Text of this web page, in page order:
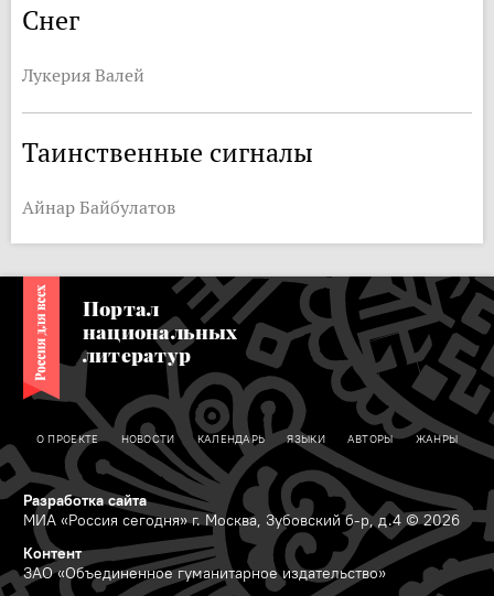
Снег
Лукерия Валей
Таинственные сигналы
Айнар Байбулатов
Портал
национальных
литератур
О ПРОЕКТЕ НОВОСТИ КАЛЕНДАРЬ ЯЗЫКИ АВТОРЫ ЖАНРЫ
Разработка сайта
МИА «Россия сегодня» г. Москва, Зубовский б-р, д.4 © 2026
Контент
ЗАО «Объединенное гуманитарное издательство»